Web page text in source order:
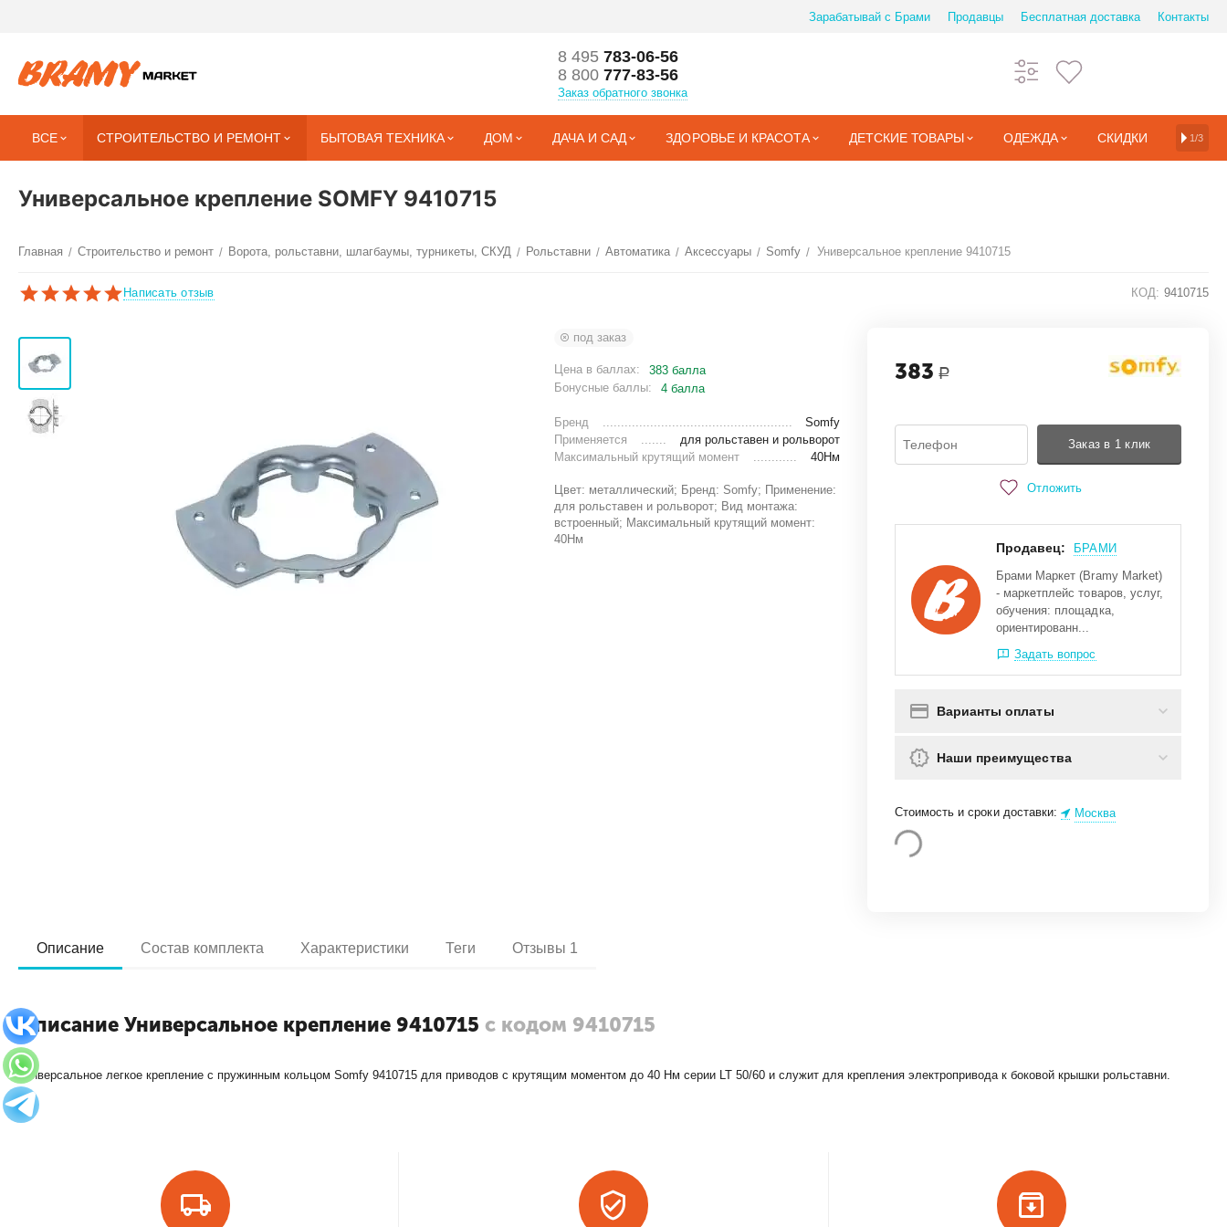
Зарабатывай с Брами Продавцы Бесплатная доставка Контакты
8 495783-06-56
8 800777-83-56
Заказ обратного звонка
ВСЕ СТРОИТЕЛЬСТВО И РЕМОНТ БЫТОВАЯ ТЕХНИКА ДОМ ДАЧА И САД ЗДОРОВЬЕ И КРАСОТА ДЕТСКИЕ ТОВАРЫ ОДЕЖДА СКИДКИ 1/3
Универсальное крепление SOMFY 9410715
Главная / Строительство и ремонт / Ворота, рольставни, шлагбаумы, турникеты, СКУД / Рольставни / Автоматика / Аксессуары / Somfy / Универсальное крепление 9410715
Написать отзыв КОД: 9410715
под заказ
Цена в баллах:
383 балла
Бонусные баллы:
4 балла
Бренд
Somfy
Применяется
для рольставен и рольворот
Максимальный крутящий момент
40Нм
Цвет: металлический; Бренд: Somfy; Применение:
для рольставен и рольворот; Вид монтажа:
встроенный; Максимальный крутящий момент:
40Нм
383 Р
Заказ в 1 клик
Отложить
Продавец:
БРАМИ
Брами Маркет (Bramy Market)
- маркетплейс товаров, услуг,
обучения: площадка,
ориентированн...
Задать вопрос
Варианты оплаты
Наши преимущества
Стоимость и сроки доставки: Москва
Описание Состав комплекта Характеристики Теги Отзывы 1
Описание Универсальное крепление 9410715 с кодом 9410715
Универсальное легкое крепление с пружинным кольцом Somfy 9410715 для приводов с крутящим моментом до 40 Нм серии LT 50/60 и служит для крепления электропривода к боковой крышки рольставни.